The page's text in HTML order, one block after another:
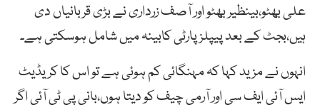
علی بھٹو،بینظیر بھٹو اور آصف زرداری نے بڑی قربانیاں دی
ہیں،بجٹ کے بعد پیپلز پارٹی کابینہ میں شامل ہوسکتی ہے۔
انہوں نے مزید کہا کہ مہنگائی کم ہوئی ہے تو اس کا کریڈیٹ
ایس آئی ایف سی اور آرمی چیف کو دیتا ہوں،بانی پی ٹی آئی اگر